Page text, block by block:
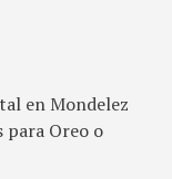
en Mondelez
para Oreo o